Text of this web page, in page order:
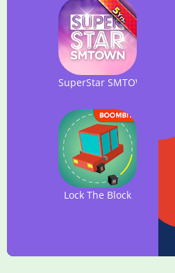
SuperStar SMTOWN
Lock The Block